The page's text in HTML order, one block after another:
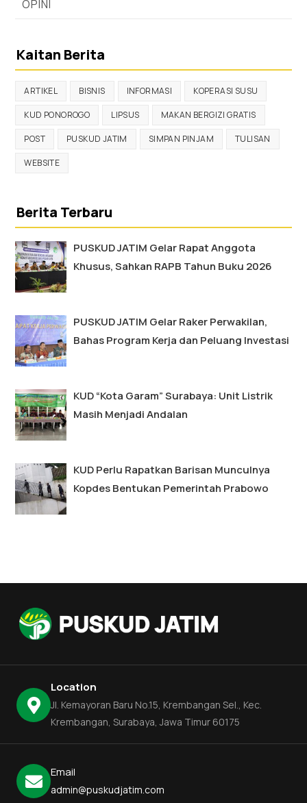
OPINI
Kaitan Berita
ARTIKEL BISNIS INFORMASI KOPERASI SUSU
KUD PONOROGO LIPSUS MAKAN BERGIZI GRATIS
POST PUSKUD JATIM SIMPAN PINJAM TULISAN
WEBSITE
Berita Terbaru
PUSKUD JATIM Gelar Rapat Anggota
Khusus, Sahkan RAPB Tahun Buku 2026
PUSKUD JATIM Gelar Raker Perwakilan,
Bahas Program Kerja dan Peluang Investasi
KUD “Kota Garam” Surabaya: Unit Listrik
Masih Menjadi Andalan
KUD Perlu Rapatkan Barisan Munculnya
Kopdes Bentukan Pemerintah Prabowo
Location
Jl. Kemayoran Baru No.15, Krembangan Sel., Kec.
Krembangan, Surabaya, Jawa Timur 60175
Email
admin@puskudjatim.com